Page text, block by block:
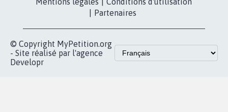
Partenaires
© Copyright MyPetition.org
- Site réalisé par l'agence
Developr